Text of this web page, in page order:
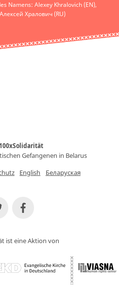
Namens: Alexey Khralovich (EN),
Хралович (RU)
Gefangenen in Belarus
English Беларуская
ist eine Aktion von